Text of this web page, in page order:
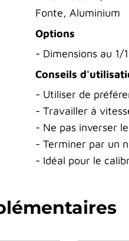
Fonte, Aluminium
Options
- Dimensions au 1/
Conseils
- Utiliser de
- Travailler à
- Ne pas inverser
- Terminer par un
- Idéal pour le